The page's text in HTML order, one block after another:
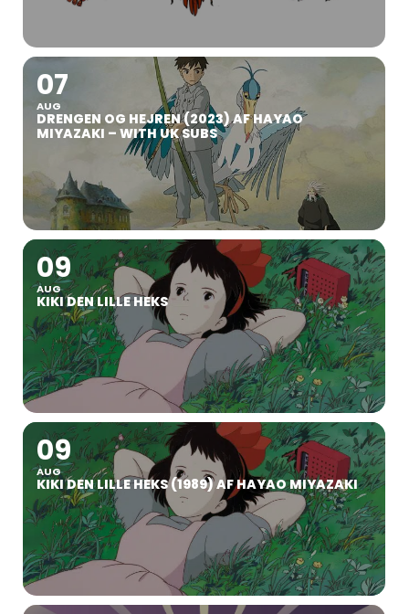
07
AUG
DRENGEN OG HEJREN (2023) AF HAYAO
MIYAZAKI – WITH UK SUBS
09
AUG
KIKI DEN LILLE HEKS
09
AUG
KIKI DEN LILLE HEKS (1989) AF HAYAO MIYAZAKI